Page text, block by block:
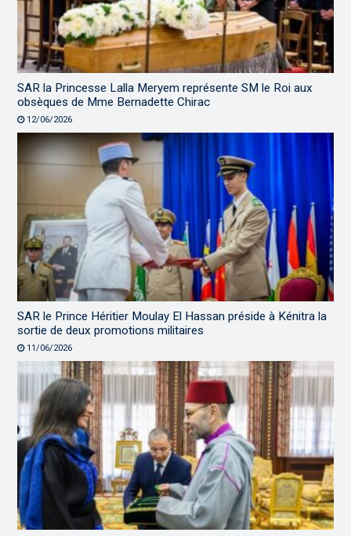
SAR la Princesse Lalla Meryem représente SM le Roi aux
obsèques de Mme Bernadette Chirac
12/06/2026
SAR le Prince Héritier Moulay El Hassan préside à Kénitra la
sortie de deux promotions militaires
11/06/2026